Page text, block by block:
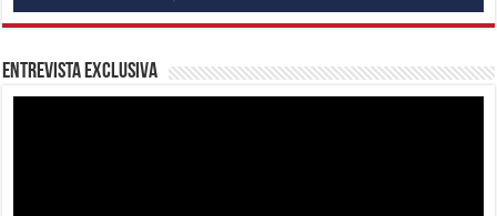
Entrevista Exclusiva